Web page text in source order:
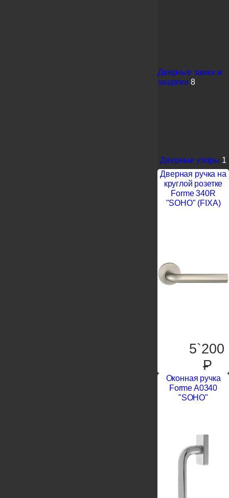
Дверные замки и
защелки 8
Дверные упоры 1
Дверная ручка на
круглой розетке
Forme 340R
"SOHO" (FIXA)
5`200
P
Оконная ручка
Forme A0340
"SOHO"